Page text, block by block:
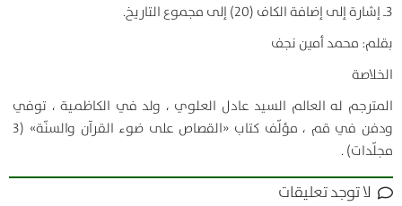
3ـ إشارة إلى إضافة الكاف (20) إلى مجموع التاريخ.
بقلم: محمد أمين نجف
الخلاصة
المترجم له العالم السيد عادل العلوي ، ولد في الكاظمية ، توفي
ودفن في قم ، مؤلّف كتاب «القصاص على ضوء القرآن والسنّة» (3
مجلّدات) .
لا توجد تعليقات